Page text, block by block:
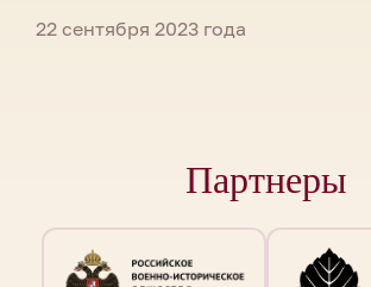
22 сентября 2023 года
Партнеры